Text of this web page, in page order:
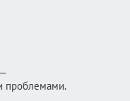
проблемами.